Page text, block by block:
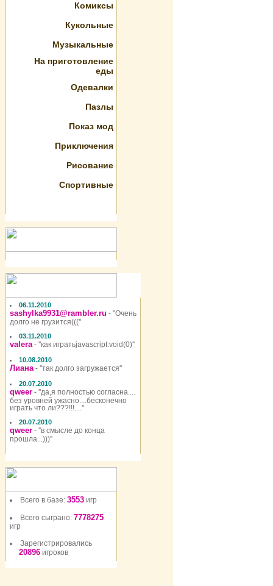
Комиксы
Кукольные
Музыкальные
На приготовление
еды
Одевалки
Пазлы
Показ мод
Приключения
Рисование
Спортивные
06.11.2010
sashylka9931@rambler.ru - ''Очень
долго не грузится(((''
03.11.2010
valera- ''как игратьjavascript:void(0)''
10.08.2010
Лиана- ''так долго загружается''
20.07.2010
qweer - ''да,я полностью согласна....
без уровней ужасно....бесконечно
играть что ли???!!!....''
20.07.2010
qweer - ''в смысле до конца
прошла...)))''
Всего в базе: 3553 игр
Всего сыграно: 7778275
игр
Зарегистрировались
20896 игроков